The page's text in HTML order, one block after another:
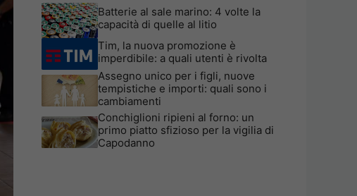
Batterie al sale marino: 4 volte la
capacità di quelle al litio
Tim, la nuova promozione è
imperdibile: a quali utenti è rivolta
Assegno unico per i figli, nuove
tempistiche e importi: quali sono i
cambiamenti
Conchiglioni ripieni al forno: un
primo piatto sfizioso per la vigilia di
Capodanno